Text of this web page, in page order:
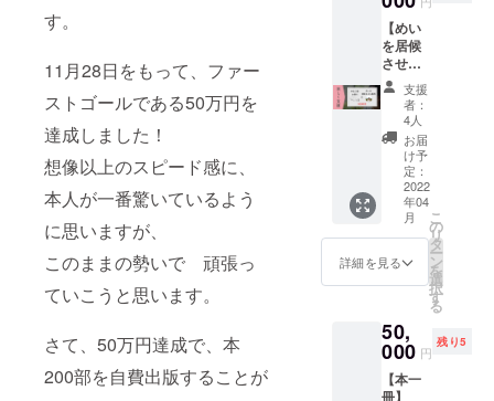
す。
11月28日をもって、ファー
ストゴールである50万円を
達成しました！
想像以上のスピード感に、
本人が一番驚いているよう
に思いますが、
このままの勢いで 頑張っ
ていこうと思います。
さて、50万円達成で、本
200部を自費出版することが
オンラ
イン開
催、2-4
時間程
度を想
定して
いま
す。 ※
現地ま
での交
通費
は、内
容に含
す。
い。）
※送料込
みで
す。
にあな
たの思
いを伝
えるこ
とがで
きま
す！ ※
備考欄
に、大
まかな
インタ
ビュー
内容の
希望を
ご記入
は、あ
る地域
（ここ
では、
として
は、半
日〜一
日の交
流を想
定して
いま
す。 基
本的に
どこへ
でも行
きます
が、車
を持っ
ていな
機関で
辿り着
けない
ところ
【めい
を居候
させる
権利】
【本5
冊】 ☆
こちら
の説明
書きを
「必
ず」お
読みく
ださい
☆ 2022
年4月か
ら、大
学した
いと
思って
いま
支援
者：
4人
お届
け予
定：
2022
年04
月
詳細を見る
こ
の
リ
タ
ー
ン
を
選
択
す
る
50,
000 円
残り5
【本一
冊】